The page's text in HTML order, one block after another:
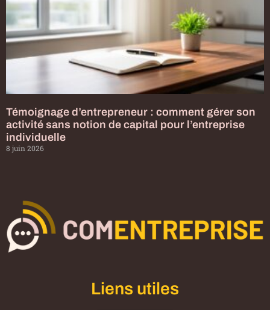
Témoignage d’entrepreneur : comment gérer son
activité sans notion de capital pour l’entreprise
individuelle
8 juin 2026
Liens utiles